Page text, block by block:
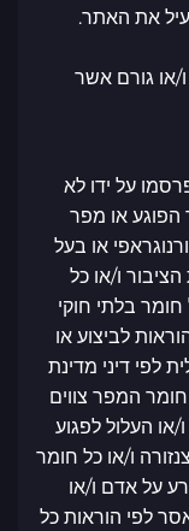
את האתר.
או גורם אשר
על ידו לא
הפוגע או מפר
או בעל
ו/או כל
חומר בלתי חוקי
לביצוע או
לפי דיני מדינת
המפר צווים
או העלול לפגוע
ו/או כל חומר
על אדם ו/או
לפי הוראות כל